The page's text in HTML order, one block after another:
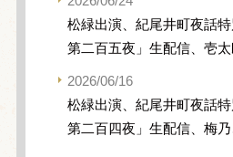
松緑出演、紀尾井町夜話
第二百五夜」生配信、壱
2026/06/16
松緑出演、紀尾井町夜話
第二百四夜」生配信、梅